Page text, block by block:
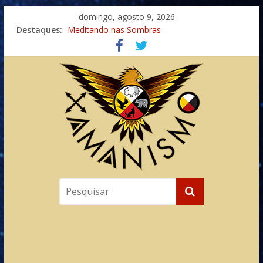
domingo, agosto 9, 2026
Destaques: Meditando nas Sombras
Autosuficiência: A Jornada do Espírito Ancestral
Xamanismo Universal
Totens – Caminho Espiritual – Crescimento
Imaginação na Cura